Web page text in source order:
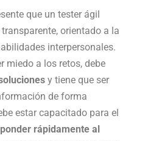
que un tester ágil
orientado a la
interpersonales.
miedo a los retos, debe
y tiene que ser
de forma
estar capacitado para el
rápidamente al